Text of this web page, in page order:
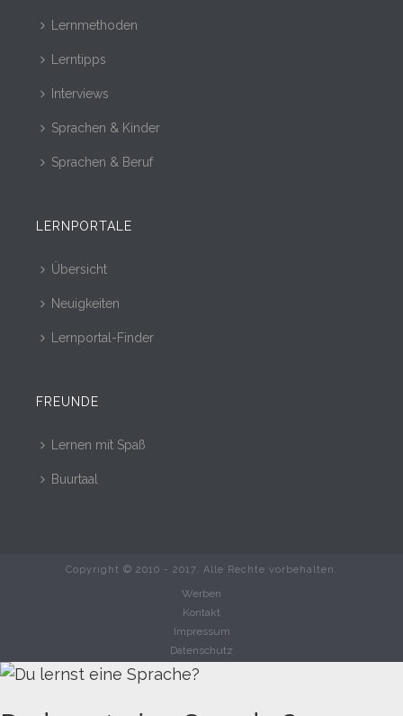
Lernmethoden
Lerntipps
Interviews
Sprachen & Kinder
Sprachen & Beruf
LERNPORTALE
Übersicht
Neuigkeiten
Lernportal-Finder
FREUNDE
Lernen mit Spaß
Buurtaal
Copyright © 2010 - 2017. Alle Rechte vorbehalten.
Werben
Kontakt
Impressum
Datenschutz